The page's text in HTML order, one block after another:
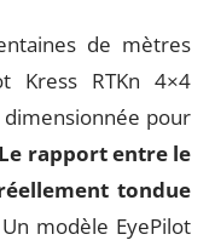
de mètres
Kress RTKn 4×4
pour
Le rapport entre le
tondue
Un modèle EyePilot